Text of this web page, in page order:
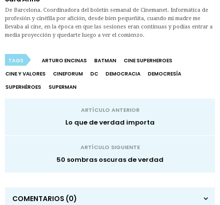
De Barcelona. Coordinadora del boletín semanal de Cinemanet. Informática de
profesión y cinéfila por afición, desde bien pequeñita, cuando mi madre me
llevaba al cine, en la época en que las sesiones eran continuas y podías entrar a
media proyección y quedarte luego a ver el comienzo.
TAGS ARTURO ENCINAS BATMAN
CINE SUPERHEROES
CINE Y VALORES
CINEFORUM DC DEMOCRACIA
DEMOCRESÍA
SUPERHÉROES
SUPERMAN
ARTÍCULO ANTERIOR
Lo que de verdad importa
ARTÍCULO SIGUIENTE
50 sombras oscuras de verdad
COMENTARIOS (0)